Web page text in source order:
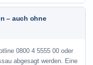
– auch ohne
0800 4 5555 00 oder
abgesagt werden. Eine